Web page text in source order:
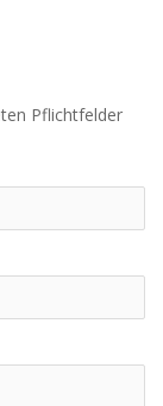
Pflichtfelder